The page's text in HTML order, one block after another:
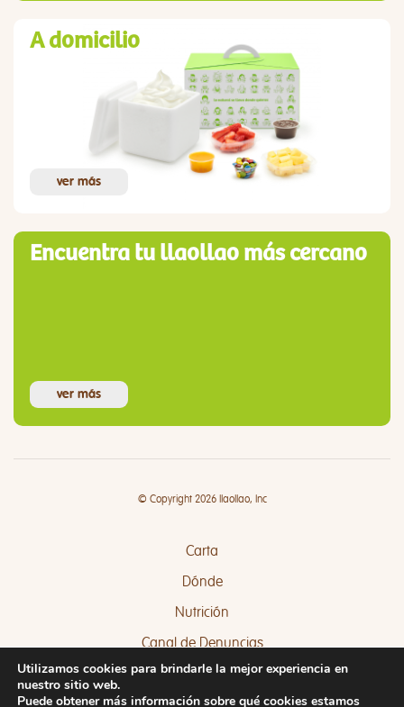
A domicilio
ver más
Encuentra tu llaollao más cercano
ver más
© Copyright 2026 llaollao, Inc
Carta
Dónde
Nutrición
Canal de Denuncias
Quejas y Sugerencias
Utilizamos cookies para brindarle la mejor experiencia en
nuestro sitio web.
Puede obtener más información sobre qué cookies estamos